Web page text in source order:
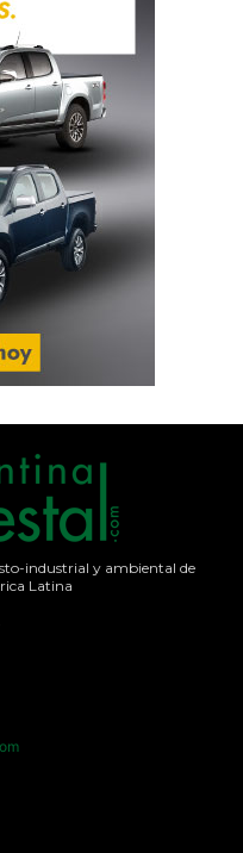
industrial y ambiental de
Latina